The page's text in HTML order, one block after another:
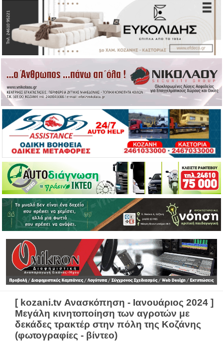
[ kozani.tv Ανασκόπηση - Ιανουάριος 2024 ]
Μεγάλη κινητοποίηση των αγροτών με
δεκάδες τρακτέρ στην πόλη της Κοζάνης
(φωτογραφίες - βίντεο)